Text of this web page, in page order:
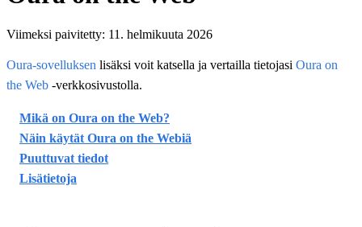
Viimeksi paivitetty: 11. helmikuuta 2026
Oura-sovelluksen lisäksi voit katsella ja vertailla tietojasi Oura on
the Web -verkkosivustolla.
Mikä on Oura on the Web?
Näin käytät Oura on the Webiä
Puuttuvat tiedot
Lisätietoja